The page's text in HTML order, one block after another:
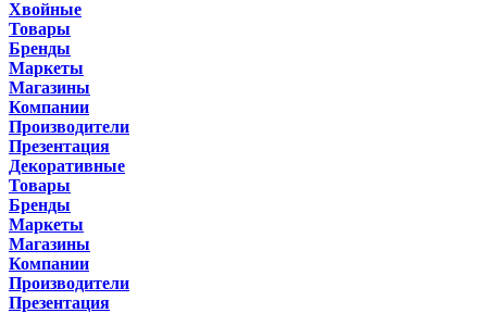
Хвойные
Товары
Бренды
Маркеты
Магазины
Компании
Производители
Презентация
Декоративные
Товары
Бренды
Маркеты
Магазины
Компании
Производители
Презентация